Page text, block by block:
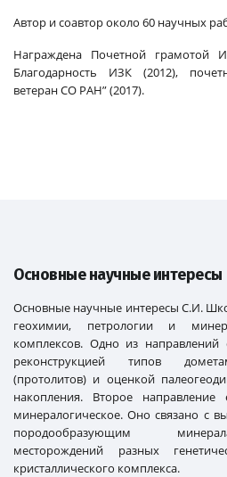
Автор и соавтор около 60 научных
Награждена Почетной
Благодарность ИЗК (2012),
ветеран СО РАН” (2017).
Основные научные интересы
Основные научные интересы С.И.
геохимии, петрологии и
комплексов. Одно из направлений
реконструкцией типов
(протолитов) и оценкой
накопления. Второе
минерало­гическое. Оно связано с
породообразующим
месторождений разных
кристаллического комплекса.